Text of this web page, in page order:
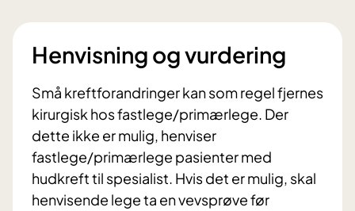
Henvisning og vurdering
Små kreftforandringer kan som regel fjernes
kirurgisk hos fastlege/primærlege. Der
dette ikke er mulig, henviser
fastlege/primærlege pasienter med
hudkreft til spesialist. Hvis det er mulig, skal
henvisende lege ta en vevsprøve før